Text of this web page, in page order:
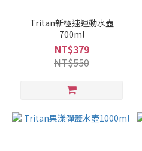
Tritan新極速運動水壺
700ml
NT$379
NT$550